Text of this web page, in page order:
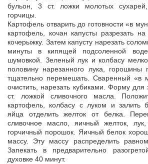
бульон, 3 ст. ложки молотых
горчицы.
Картофель отварить до готовности «в
картофель, кочан капусты разрезать
кочерыжку. Затем капусту нарезать
минуты в кипящей подсоленной
шумовкой. Зеленый лук и колбасу
половину нарезанного лука,
тщательно перемешать. Сваренный «в
очистить, нарезать кубиками. Форму для
ст. ложкой сливочного масла.
картофель, колбасу с луком и залить
яйца отделить желток от белка.
сливочное масло, яичный желток,
горчичный порошок. Яичный белок
массу. Эту массу распределить
Запекать в предварительно
духовке 40 минут.